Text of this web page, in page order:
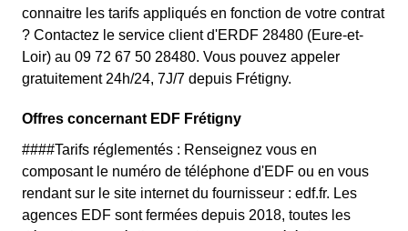
connaitre les tarifs appliqués en fonction de votre contrat
? Contactez le service client d'ERDF 28480 (Eure-et-
Loir) au 09 72 67 50 28480. Vous pouvez appeler
gratuitement 24h/24, 7J/7 depuis Frétigny.
Offres concernant EDF Frétigny
####Tarifs réglementés : Renseignez vous en
composant le numéro de téléphone d'EDF ou en vous
rendant sur le site internet du fournisseur : edf.fr. Les
agences EDF sont fermées depuis 2018, toutes les